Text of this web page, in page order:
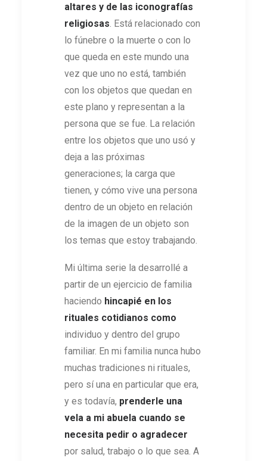
altares y de las iconografías
religiosas . Está relacionado con
lo fúnebre o la muerte o con lo
que queda en este mundo una
vez que uno no está, también
con los objetos que quedan en
este plano y representan a la
persona que se fue. La relación
entre los objetos que uno usó y
deja a las próximas
generaciones; la carga que
tienen, y cómo vive una persona
dentro de un objeto en relación
de la imagen de un objeto son
los temas que estoy trabajando.
Mi última serie la desarrollé a
partir de un ejercicio de familia
haciendo hincapié en los
rituales cotidianos como
individuo y dentro del grupo
familiar. En mi familia nunca hubo
muchas tradiciones ni rituales,
pero sí una en particular que era,
y es todavía, prenderle una
vela a mi abuela cuando se
necesita pedir o agradecer
por salud, trabajo o lo que sea. A